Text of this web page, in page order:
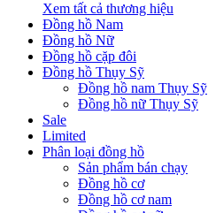
Xem tất cả thương hiệu
Đồng hồ Nam
Đồng hồ Nữ
Đồng hồ cặp đôi
Đồng hồ Thụy Sỹ
Đồng hồ nam Thụy Sỹ
Đồng hồ nữ Thụy Sỹ
Sale
Limited
Phân loại đồng hồ
Sản phẩm bán chạy
Đồng hồ cơ
Đồng hồ cơ nam